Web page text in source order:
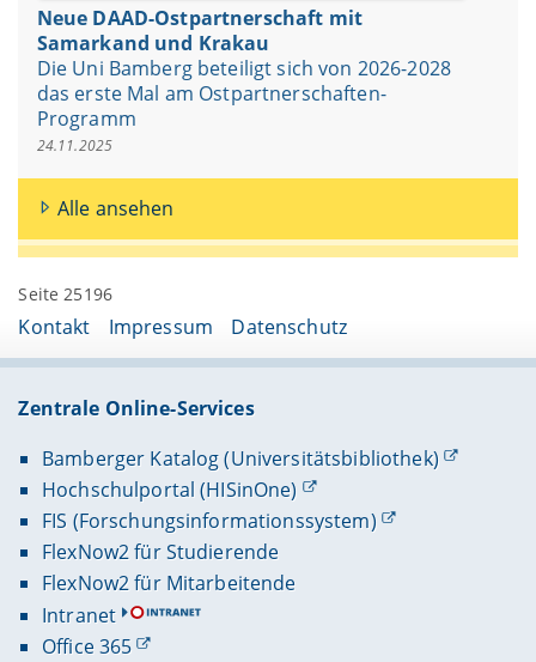
Neue DAAD-Ostpartnerschaft mit
Samarkand und Krakau
Die Uni Bamberg beteiligt sich von 2026-2028
das erste Mal am Ostpartnerschaften-
Programm
24.11.2025
Alle ansehen
Seite 25196
Kontakt Impressum Datenschutz
Zentrale Online-Services
Bamberger Katalog (Universitätsbibliothek)
Hochschulportal (HISinOne)
FIS (Forschungsinformationssystem)
FlexNow2 für Studierende
FlexNow2 für Mitarbeitende
Intranet
Office 365